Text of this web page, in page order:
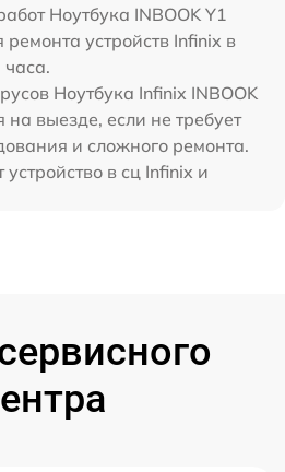
Ноутбука INBOOK Y1
устройств Infinix в
Ноутбука Infinix INBOOK
на выезде, если не требует
и сложного ремонта.
в сц Infinix и